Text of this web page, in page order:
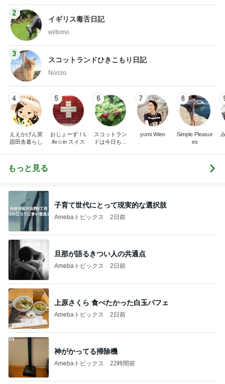
2
イギリス毒舌日記
wiltomo
3
スコットランドひきこもり日記
Norizo
4
ええかげん英
国田舎暮らし
5
おじょーず！L
ife☆in スイス
6
スコットラン
ドは今日も曇
7
yumi Wien
8
Simple Pleasur
es
もっと見る
子育て世代にとって現実的な選択肢
Amebaトピックス 2日前
旦那が語るきつい人の共通点
Amebaトピックス 2日前
上原さくら 食べたかった白玉パフェ
Amebaトピックス 2日前
神がかってる掃除機
Amebaトピックス 22時間前